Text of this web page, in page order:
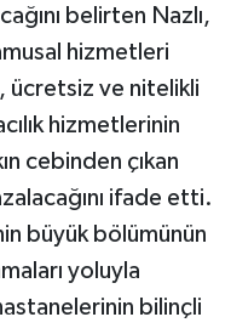
belirten Nazlı,
hizmetleri
ücretsiz ve nitelikli
hizmetlerinin
cebinden çıkan
ifade etti.
büyük bölümünün
yoluyla
bilinçli